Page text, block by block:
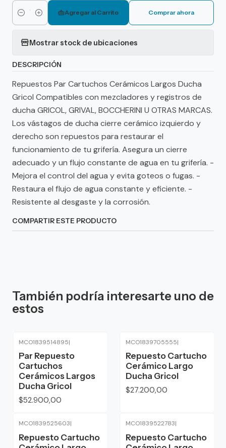
Cantidad
Agregar al Carrito Comprar ahora
Mostrar stock de ubicaciones
DESCRIPCIÓN
Repuestos Par Cartuchos Cerámicos Largos Ducha
Gricol Compatibles con mezcladores y registros de
ducha GRICOL, GRIVAL, BOCCHERINI U OTRAS MARCAS.
Los vástagos de ducha cierre cerámico izquierdo y
derecho son repuestos para restaurar el
funcionamiento de tu grifería. Asegura un cierre
adecuado y un flujo constante de agua en tu grifería. -
Mejora el control del agua y evita goteos o fugas. -
Restaura el flujo de agua constante y eficiente. -
Resistente al desgaste y la corrosión.
COMPARTIR ESTE PRODUCTO
También podría interesarte uno de
estos
MCO1839514895|
Par Repuesto
Cartuchos
Cerámicos Largos
Ducha Gricol
$52.900,00
MCO1839705555|
Repuesto Cartucho
Cerámico Largo
Ducha Gricol
$27.200,00
MCO1839525603|
Repuesto Cartucho
MCO1839522783|
Repuesto Cartucho